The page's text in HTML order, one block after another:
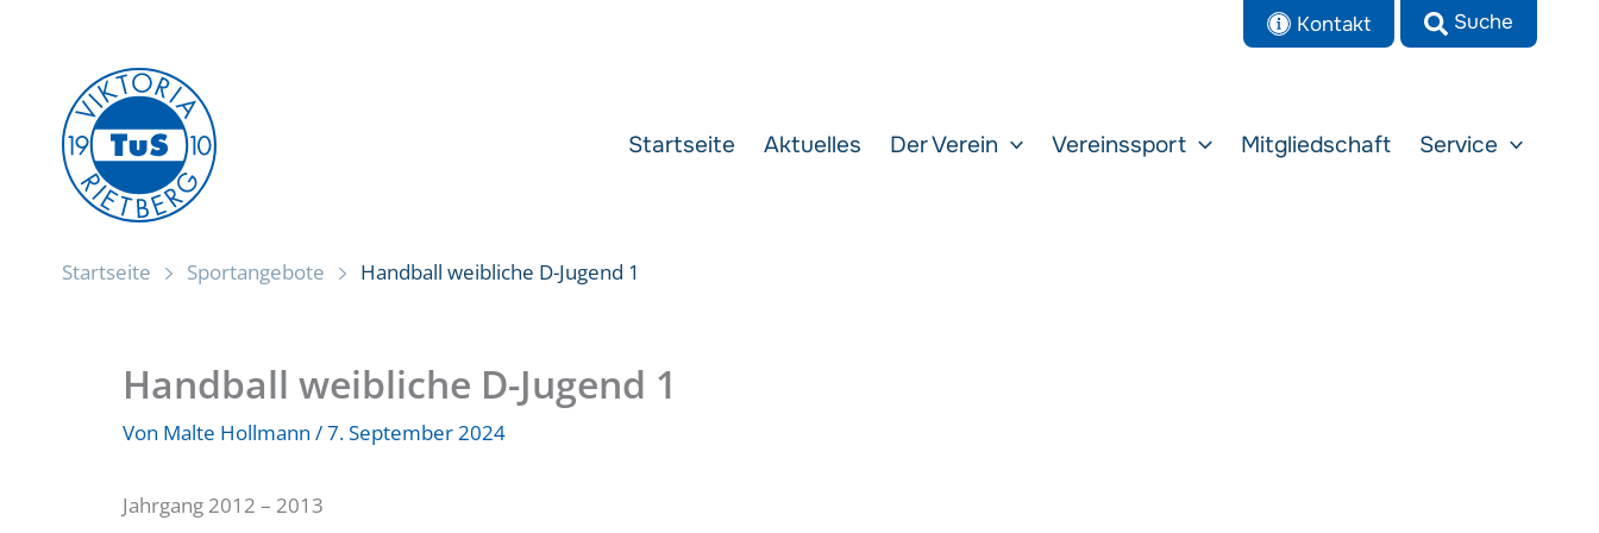
Kontakt
Startseite Aktuelles Der Verein Vereinssport Mitgliedschaft Service
Startseite Sportangebote Handball weibliche D-Jugend 1
Handball weibliche D-Jugend 1
Von Malte Hollmann /7. September 2024
Jahrgang 2012 – 2013